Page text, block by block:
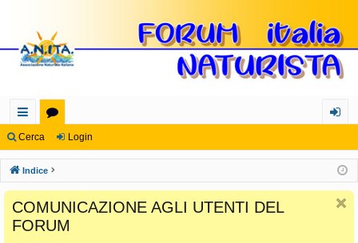
oll
eg
a
m
en
u
m
in
Cerca Login
Indice
COMUNICAZIONE AGLI UTENTI DEL
FORUM